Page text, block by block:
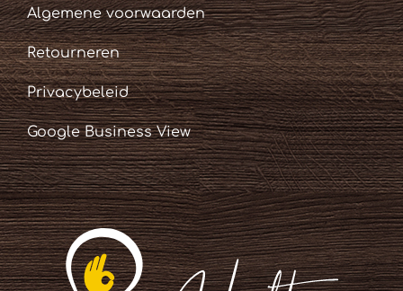
Algemene voorwaarden
Retourneren
Privacybeleid
Google Business View